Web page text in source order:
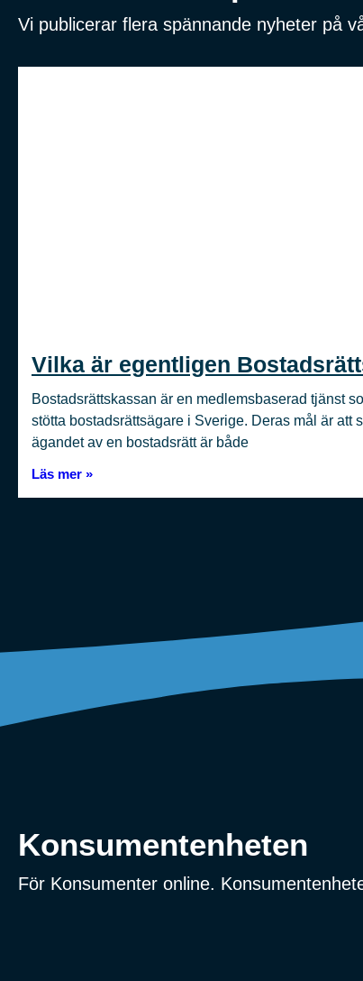
Vi publicerar flera spännande nyheter på
Vilka är egentligen
Bostadsrättskassan är en medlemsbaserad tjänst
stötta bostadsrättsägare i Sverige. Deras mål är att
ägandet av en bostadsrätt är både
Läs mer »
Konsumentenheten
För Konsumenter online.